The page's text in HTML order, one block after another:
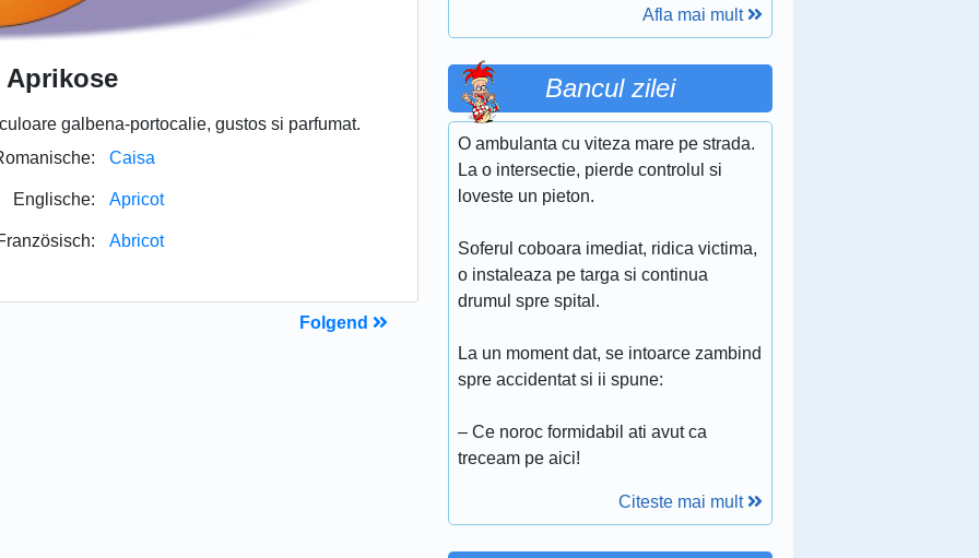
Aprikose
galbena-portocalie, gustos si parfumat.
Caisa
Englische: Apricot
Abricot
Folgend
Afla mai mult
Bancul zilei
O ambulanta cu viteza mare pe strada.
La o intersectie, pierde controlul si
loveste un pieton.
Soferul coboara imediat, ridica victima,
o instaleaza pe targa si continua
drumul spre spital.
La un moment dat, se intoarce zambind
spre accidentat si ii spune:
– Ce noroc formidabil ati avut ca
treceam pe aici!
Citeste mai mult